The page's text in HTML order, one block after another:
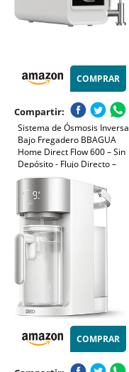
COMPRAR
Compartir:
Sistema de Ósmosis Inversa
Bajo Fregadero BBAGUA
Home Direct Flow 600 – Sin
Depósito - Flujo Directo –
1.6 L/min – Grifo y Kit
Incluidos – Agua Potable
Purificada
COMPRAR